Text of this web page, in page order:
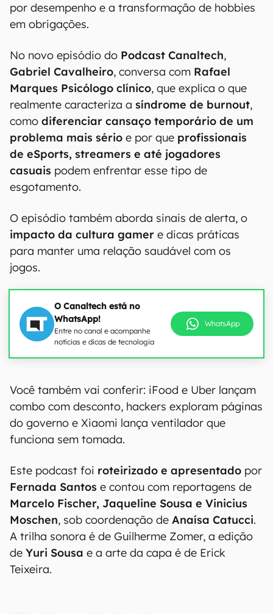
por desempenho e a transformação de hobbies
em obrigações.
No novo episódio do Podcast Canaltech,
Gabriel Cavalheiro, conversa com Rafael
Marques Psicólogo clínico, que explica o que
realmente caracteriza a síndrome de burnout,
como diferenciar cansaço temporário de um
problema mais sério e por que profissionais
de eSports, streamers e até jogadores
casuais podem enfrentar esse tipo de
esgotamento.
O episódio também aborda sinais de alerta, o
impacto da cultura gamer e dicas práticas
para manter uma relação saudável com os
jogos.
O Canaltech está no
WhatsApp!
Entre no canal e acompanhe
notícias e dicas de tecnologia
WhatsApp
Você também vai conferir: iFood e Uber lançam
combo com desconto, hackers exploram páginas
do governo e Xiaomi lança ventilador que
funciona sem tomada.
Este podcast foi roteirizado e apresentado por
Fernada Santos e contou com reportagens de
Marcelo Fischer, Jaqueline Sousa e Vinicius
Moschen, sob coordenação de Anaísa Catucci.
A trilha sonora é de Guilherme Zomer, a edição
de Yuri Sousa e a arte da capa é de Erick
Teixeira.